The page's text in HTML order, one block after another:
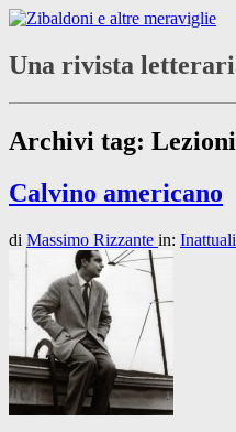
Una rivista
Archivi tag:
Calvino americano
di Massimo Rizzante in: